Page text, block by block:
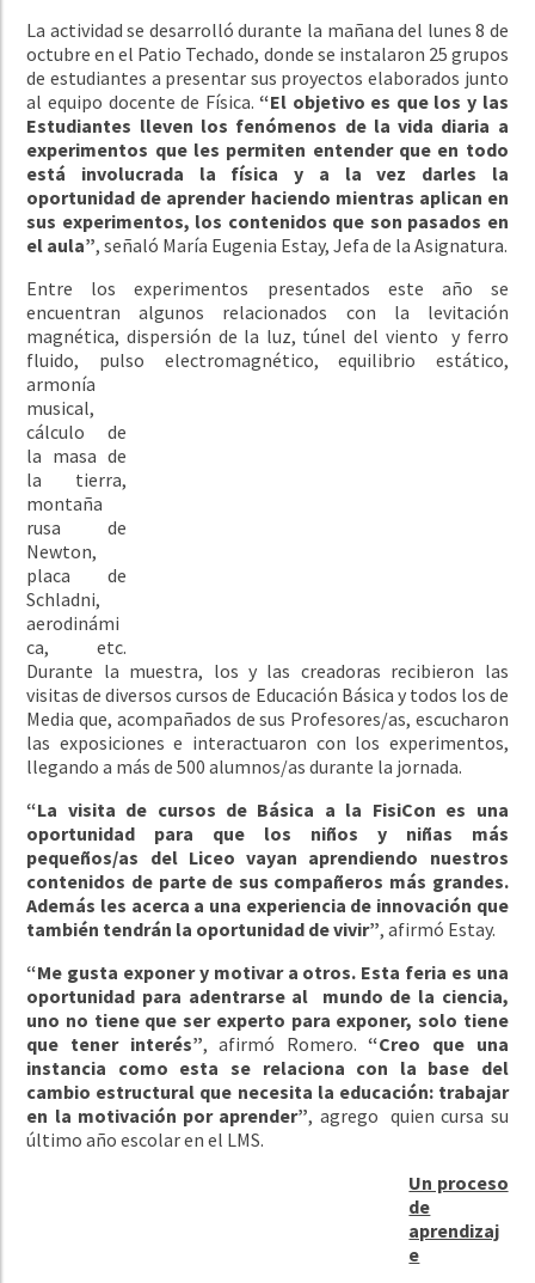
La actividad se desarrolló durante la mañana del lunes 8 de
octubre en el Patio Techado, donde se instalaron 25 grupos
de estudiantes a presentar sus proyectos elaborados junto
al equipo docente de Física. “El objetivo es que los y las
Estudiantes lleven los fenómenos de la vida diaria a
experimentos que les permiten entender que en todo
está involucrada la física y a la vez darles la
oportunidad de aprender haciendo mientras aplican en
sus experimentos, los contenidos que son pasados en
el aula”, señaló María Eugenia Estay, Jefa de la Asignatura.
Entre los experimentos presentados este año se
encuentran algunos relacionados con la levitación
magnética, dispersión de la luz, túnel del viento y ferro
fluido, pulso electromagnético, equilibrio estático,
armonía
musical,
cálculo de
la masa de
la tierra,
montaña
rusa de
Newton,
placa de
Schladni,
aerodinámi
ca, etc.
Durante la muestra, los y las creadoras recibieron las
visitas de diversos cursos de Educación Básica y todos los de
Media que, acompañados de sus Profesores/as, escucharon
las exposiciones e interactuaron con los experimentos,
llegando a más de 500 alumnos/as durante la jornada.
“La visita de cursos de Básica a la FisiCon es una
oportunidad para que los niños y niñas más
pequeños/as del Liceo vayan aprendiendo nuestros
contenidos de parte de sus compañeros más grandes.
Además les acerca a una experiencia de innovación que
también tendrán la oportunidad de vivir”, afirmó Estay.
“Me gusta exponer y motivar a otros. Esta feria es una
oportunidad para adentrarse al mundo de la ciencia,
uno no tiene que ser experto para exponer, solo tiene
que tener interés”, afirmó Romero. “Creo que una
instancia como esta se relaciona con la base del
cambio estructural que necesita la educación: trabajar
en la motivación por aprender”, agrego quien cursa su
último año escolar en el LMS.
Un proceso
de
aprendizaj
e